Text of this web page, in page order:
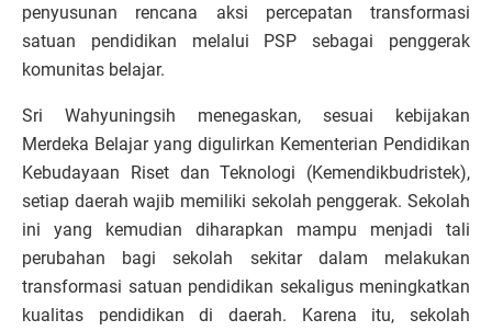
penyusunan rencana aksi percepatan transformasi
satuan pendidikan melalui PSP sebagai penggerak
komunitas belajar.
Sri Wahyuningsih menegaskan, sesuai kebijakan
Merdeka Belajar yang digulirkan Kementerian Pendidikan
Kebudayaan Riset dan Teknologi (Kemendikbudristek),
setiap daerah wajib memiliki sekolah penggerak. Sekolah
ini yang kemudian diharapkan mampu menjadi tali
perubahan bagi sekolah sekitar dalam melakukan
transformasi satuan pendidikan sekaligus meningkatkan
kualitas pendidikan di daerah. Karena itu, sekolah